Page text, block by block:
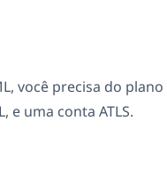
você precisa do plano
e uma conta ATLS.